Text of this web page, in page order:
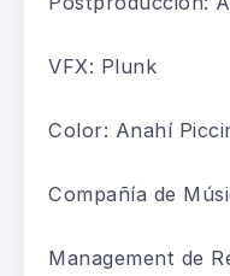
VFX: Plunk
Color: Anahí
Compañía de
Management de